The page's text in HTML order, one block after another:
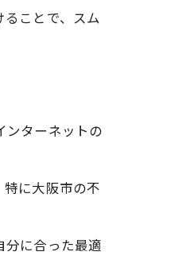
ことで、スム
ンターネットの
に大阪市の不
分に合った最適